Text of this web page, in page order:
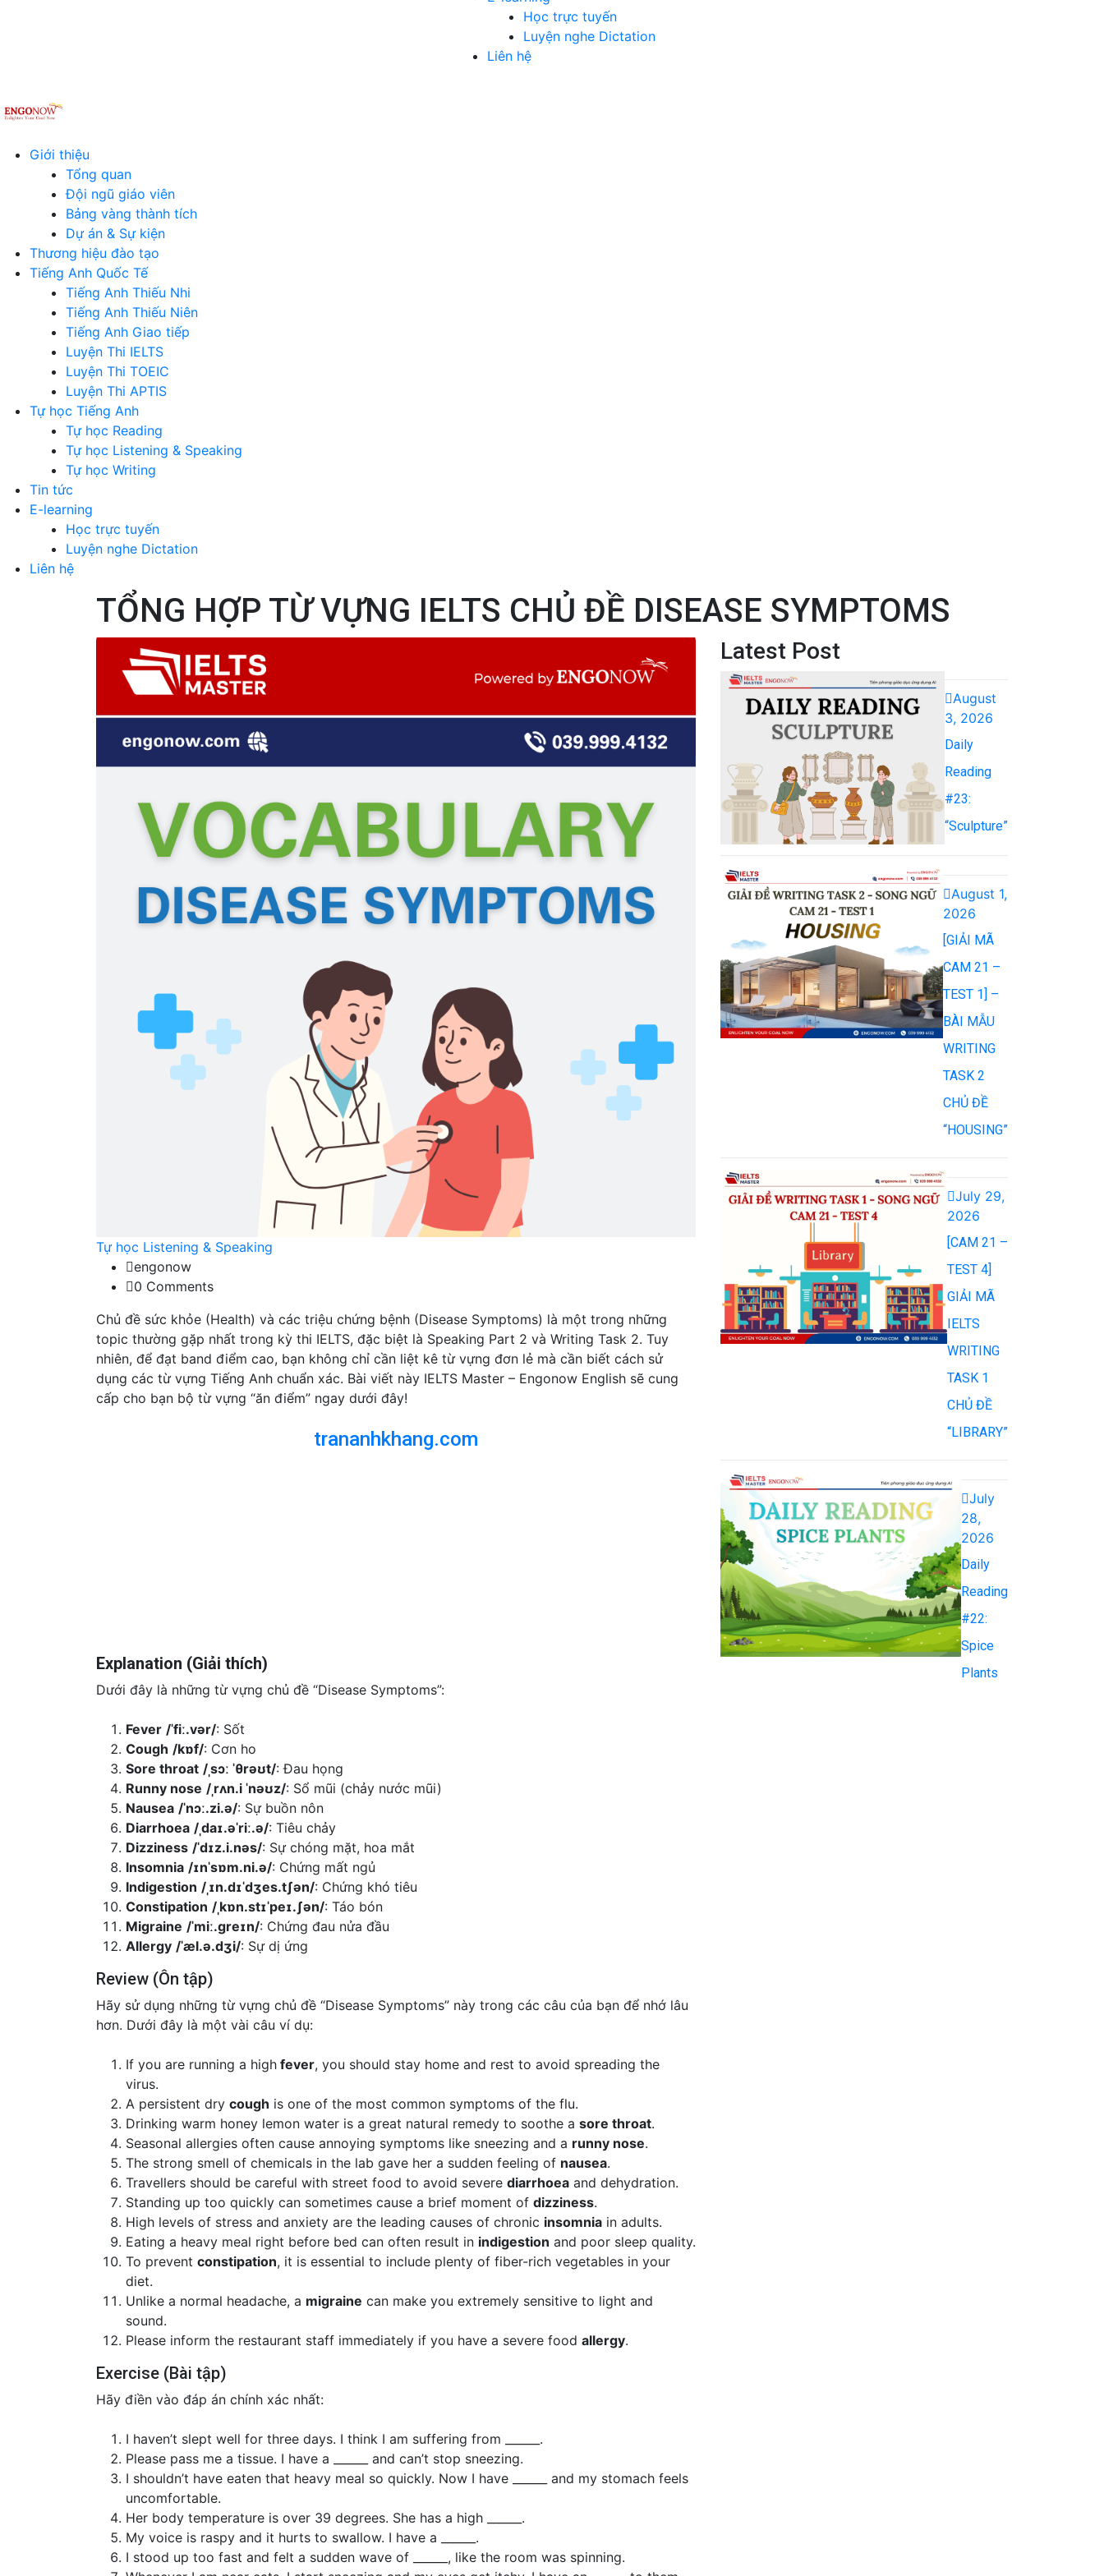
Học trực tuyến
Luyện nghe Dictation
Liên hệ
Giới thiệu
Tổng quan
Đội ngũ giáo viên
Bảng vàng thành tích
Dự án & Sự kiện
Thương hiệu đào tạo
Tiếng Anh Quốc Tế
Tiếng Anh Thiếu Nhi
Tiếng Anh Thiếu Niên
Tiếng Anh Giao tiếp
Luyện Thi IELTS
Luyện Thi TOEIC
Luyện Thi APTIS
Tự học Tiếng Anh
Tự học Reading
Tự học Listening & Speaking
Tự học Writing
Tin tức
E-learning
Học trực tuyến
Luyện nghe Dictation
Liên hệ
TỔNG HỢP TỪ VỰNG IELTS CHỦ ĐỀ DISEASE SYMPTOMS
Tự học Listening & Speaking
engonow
0 Comments
Chủ đề sức khỏe (Health) và các triệu chứng bệnh (Disease Symptoms) là một trong những
topic thường gặp nhất trong kỳ thi IELTS, đặc biệt là Speaking Part 2 và Writing Task 2. Tuy
nhiên, để đạt band điểm cao, bạn không chỉ cần liệt kê từ vựng đơn lẻ mà cần biết cách sử
dụng các từ vựng Tiếng Anh chuẩn xác. Bài viết này IELTS Master – Engonow English sẽ cung
cấp cho bạn bộ từ vựng “ăn điểm” ngay dưới đây!
trananhkhang.com
Explanation (Giải thích)
Dưới đây là những từ vựng chủ đề “Disease Symptoms”:
Fever /ˈfiː.vər/: Sốt
Cough /kɒf/: Cơn ho
Sore throat /ˌsɔː ˈθrəʊt/: Đau họng
Runny nose /ˌrʌn.i ˈnəʊz/: Sổ mũi (chảy nước mũi)
Nausea /ˈnɔː.zi.ə/: Sự buồn nôn
Diarrhoea /ˌdaɪ.əˈriː.ə/: Tiêu chảy
Dizziness /ˈdɪz.i.nəs/: Sự chóng mặt, hoa mắt
Insomnia /ɪnˈsɒm.ni.ə/: Chứng mất ngủ
Indigestion /ˌɪn.dɪˈdʒes.tʃən/: Chứng khó tiêu
Constipation /ˌkɒn.stɪˈpeɪ.ʃən/: Táo bón
Migraine /ˈmiː.ɡreɪn/: Chứng đau nửa đầu
Allergy /ˈæl.ə.dʒi/: Sự dị ứng
Review (Ôn tập)
Hãy sử dụng những từ vựng chủ đề “Disease Symptoms” này trong các câu của bạn để nhớ lâu
hơn. Dưới đây là một vài câu ví dụ:
If you are running a high fever, you should stay home and rest to avoid spreading the
virus.
A persistent dry cough is one of the most common symptoms of the flu.
Drinking warm honey lemon water is a great natural remedy to soothe a sore throat.
Seasonal allergies often cause annoying symptoms like sneezing and a runny nose.
The strong smell of chemicals in the lab gave her a sudden feeling of nausea.
Travellers should be careful with street food to avoid severe diarrhoea and dehydration.
Standing up too quickly can sometimes cause a brief moment of dizziness.
High levels of stress and anxiety are the leading causes of chronic insomnia in adults.
Eating a heavy meal right before bed can often result in indigestion and poor sleep quality.
To prevent constipation, it is essential to include plenty of fiber-rich vegetables in your
diet.
Unlike a normal headache, a migraine can make you extremely sensitive to light and
sound.
Please inform the restaurant staff immediately if you have a severe food allergy.
Exercise (Bài tập)
Hãy điền vào đáp án chính xác nhất:
I haven’t slept well for three days. I think I am suffering from ______.
Please pass me a tissue. I have a ______ and can’t stop sneezing.
I shouldn’t have eaten that heavy meal so quickly. Now I have ______ and my stomach feels
uncomfortable.
Her body temperature is over 39 degrees. She has a high ______.
My voice is raspy and it hurts to swallow. I have a ______.
I stood up too fast and felt a sudden wave of ______, like the room was spinning.
Latest Post
August
3, 2026
Daily
Reading
#23:
“Sculpture”
August 1,
2026
[GIẢI MÃ
CAM 21 –
TEST 1] –
BÀI MẪU
WRITING
TASK 2
CHỦ ĐỀ
“HOUSING”
July 29,
2026
[CAM 21 –
TEST 4]
GIẢI MÃ
IELTS
WRITING
TASK 1
CHỦ ĐỀ
“LIBRARY”
July
28,
2026
Daily
Reading
#22:
Spice
Plants